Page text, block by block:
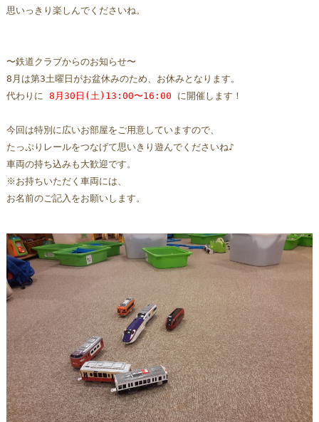
思いっきり楽しんでくださいね。
〜鉄道クラブからのお知らせ〜
8月は第3土曜日がお盆休みのため、お休みとなります。
代わりに 8月30日(土)13:00〜16:00 に開催します！
今回は特別に広いお部屋をご用意していますので、
たっぷりレールをつなげて思いきり遊んでくださいね♪
車両の持ち込みも大歓迎です。
※お持ちいただく車両には、
お名前のご記入をお願いします。